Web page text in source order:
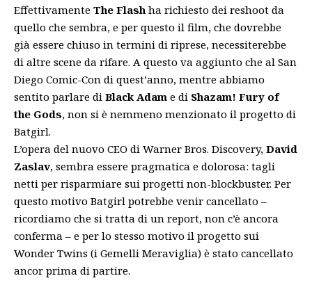
Effettivamente The Flash ha richiesto dei reshoot da
quello che sembra, e per questo il film, che dovrebbe
già essere chiuso in termini di riprese, necessiterebbe
di altre scene da rifare. A questo va aggiunto che al San
Diego Comic-Con di quest’anno, mentre abbiamo
sentito parlare di Black Adam e di Shazam! Fury of
the Gods, non si è nemmeno menzionato il progetto di
Batgirl.
L’opera del nuovo CEO di Warner Bros. Discovery, David
Zaslav, sembra essere pragmatica e dolorosa: tagli
netti per risparmiare sui progetti non-blockbuster. Per
questo motivo Batgirl potrebbe venir cancellato –
ricordiamo che si tratta di un report, non c’è ancora
conferma – e per lo stesso motivo il progetto sui
Wonder Twins (i Gemelli Meraviglia) è stato cancellato
ancor prima di partire.